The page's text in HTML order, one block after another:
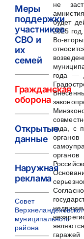
не
будет
2025 год.
Во-
года —
года, с
Меры
поддержки
участников
СВО и
их
семей
Гражданская
оборона
Открытые
данные
Наружная
реклама
Совет
муниципального
района